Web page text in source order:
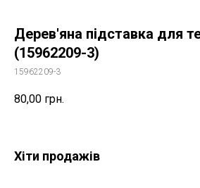
Дерев'яна підставка для
(15962209-3)
15962209-3
80,00 грн.
Хіти продажів